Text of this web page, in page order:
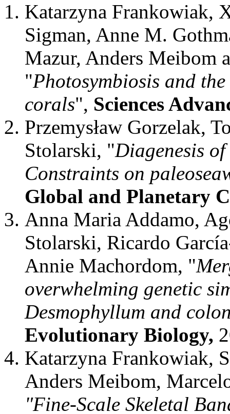
Katarzyna Frankowiak,
Sigman, Anne M.
Mazur, Anders Meibom
"Photosymbiosis and
corals", Sciences
Przemysław Gorzelak,
Stolarski, "Diagenesis
Constraints on
Global and Planetary
Anna Maria Addamo,
Stolarski, Ricardo
Annie Machordom, "
overwhelming genetic
Desmophyllum and
Evolutionary Biology,
Katarzyna Frankowiak,
Anders Meibom,
"Fine-Scale Skeletal